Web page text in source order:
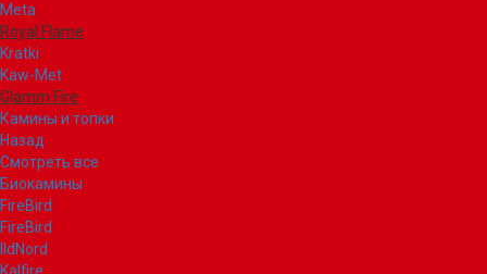
Meta
Royal Flame
Kratki
Kaw-Met
Glamm Fire
Камины и топки
Назад
Смотреть все
Биокамины
FireBird
FireBird
IldNord